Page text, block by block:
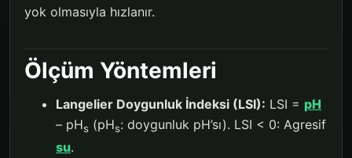
yok olmasıyla hızlanır.
Ölçüm Yöntemleri
Langelier Doygunluk İndeksi (LSI): LSI = pH
– pHs (pHs: doygunluk pH’sı). LSI < 0: Agresif
su.